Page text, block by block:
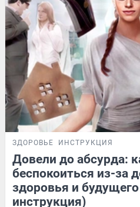
ЗДОРОВЬЕ ИНСТРУКЦИЯ
Довели до абсурда:
беспокоиться из-за
здоровья и
инструкция)